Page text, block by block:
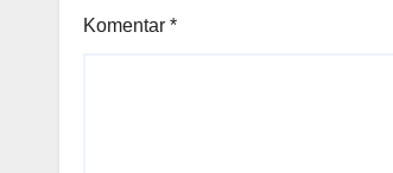
Komentar *